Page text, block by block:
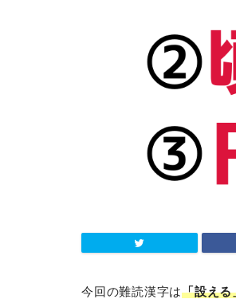
今回の難読漢字は「設える